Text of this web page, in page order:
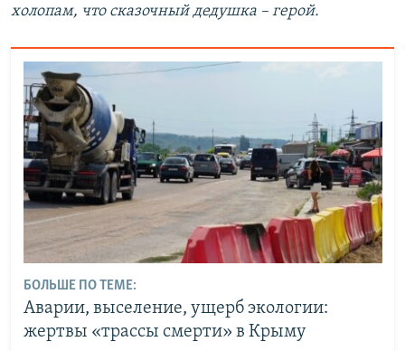
холопам, что сказочный дедушка – герой.
БОЛЬШЕ ПО ТЕМЕ:
Аварии, выселение, ущерб экологии:
жертвы «трассы смерти» в Крыму